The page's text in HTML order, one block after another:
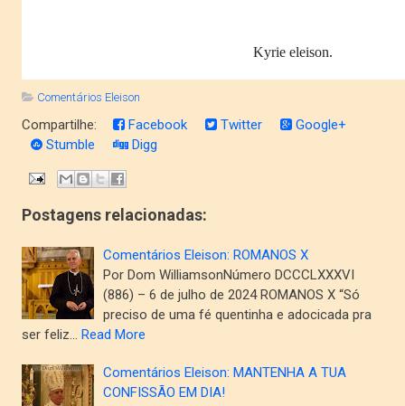
Kyrie eleison.
Comentários Eleison
Compartilhe: Facebook Twitter
Google+
Stumble
Digg
Postagens relacionadas:
Comentários Eleison: ROMANOS X
Por Dom WilliamsonNúmero DCCCLXXXVI
(886) – 6 de julho de 2024 ROMANOS X “Só
preciso de uma fé quentinha e adocicada pra
ser feliz… Read More
Comentários Eleison: MANTENHA A TUA
CONFISSÃO EM DIA!